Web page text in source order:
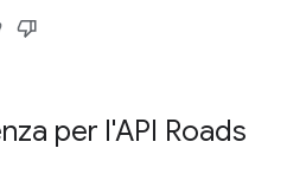
per l'API Roads